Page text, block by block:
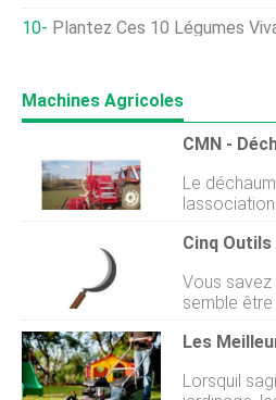
Plantez Ces 10 Légumes Vivaces Et
Machines Agricoles
CMN -
Le
semoir
chaume ou
pour le
champ
ailettes. Le
ameubli,
Vous
semble
passer un
ensoleillé à
dessayer
Lorsquil